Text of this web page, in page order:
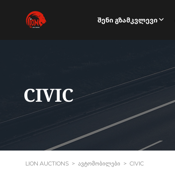
Შენი Გზამკვლევი
CIVIC
LION AUCTIONS > ᲐᲕᲢᲝᲛᲝᲑᲘᲚᲔᲑᲘ > CIVIC